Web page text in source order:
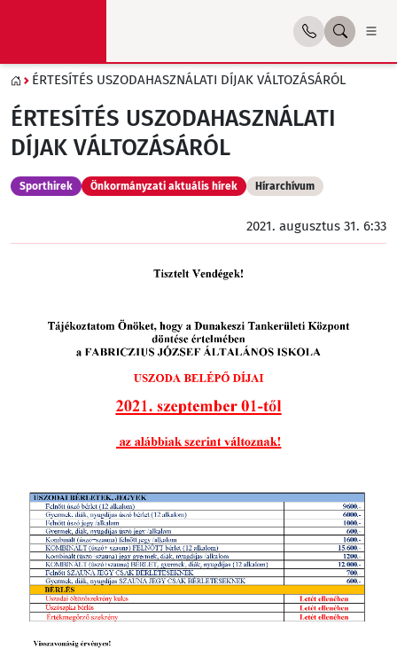
ÉRTESÍTÉS USZODAHASZNÁLATI DÍJAK VÁLTOZÁSÁRÓL
ÉRTESÍTÉS USZODAHASZNÁLATI
DÍJAK VÁLTOZÁSÁRÓL
Sporthirek Önkormányzati aktuális hírek Hírarchívum
2021. augusztus 31. 6:33